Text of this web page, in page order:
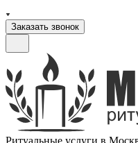
Заказать звонок
Ритуальные услуги в